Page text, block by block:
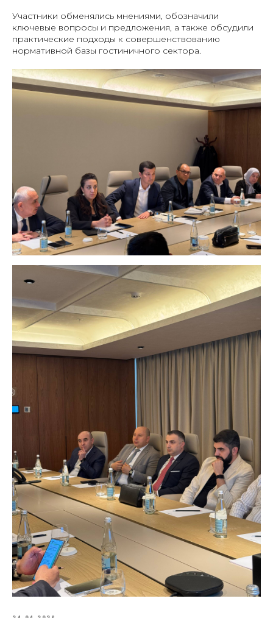
Участники обменялись мнениями, обозначили
ключевые вопросы и предложения, а также обсудили
практические подходы к совершенствованию
нормативной базы гостиничного сектора.